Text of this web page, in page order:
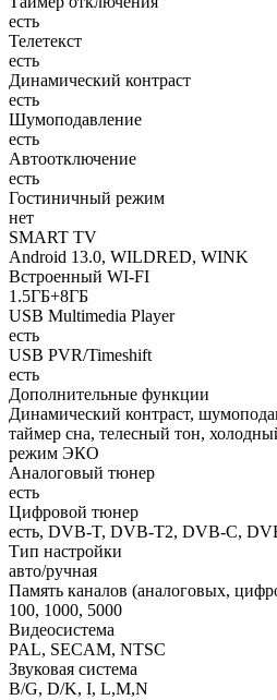
есть
Телетекст
есть
Динамический контраст
есть
Шумоподавление
есть
Автоотключение
есть
Гостиничный режим
нет
SMART TV
Android 13.0, WILDRED, WINK
Встроенный WI-FI
1.5ГБ+8ГБ
USB Multimedia Player
есть
USB PVR/Timeshift
есть
Дополнительные функции
Динамический контраст,
таймер сна, телесный тон,
режим ЭКО
Аналоговый тюнер
есть
Цифровой тюнер
есть, DVB-T, DVB-T2, DVB-C,
Тип настройки
авто/ручная
Память каналов (аналоговых,
100, 1000, 5000
Видеосистема
PAL, SECAM, NTSC
Звуковая система
B/G, D/K, I, L,M,N